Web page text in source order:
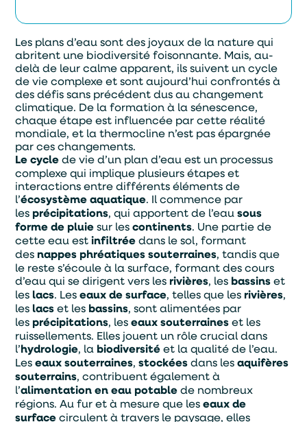
Les plans d’eau sont des joyaux de la nature qui
abritent une biodiversité foisonnante. Mais, au-
delà de leur calme apparent, ils suivent un cycle
de vie complexe et sont aujourd’hui confrontés à
des défis sans précédent dus au changement
climatique. De la formation à la sénescence,
chaque étape est influencée par cette réalité
mondiale, et la thermocline n’est pas épargnée
par ces changements.
Le cyclede vie d’un plan d’eau est un processus
complexe qui implique plusieurs étapes et
interactions entre différents éléments de
l’écosystème aquatique. Il commence par
les précipitations, qui apportent de l’eausous
forme de pluiesur lescontinents. Une partie de
cette eau estinfiltréedans le sol, formant
des nappes phréatiques souterraines, tandis que
le reste s’écoule à la surface, formant des cours
d’eau qui se dirigent vers les rivières, les bassinset
les lacs. Leseaux de surface, telles que les rivières,
les lacset les bassins, sont alimentées par
les précipitations, leseaux souterraineset les
ruissellements. Elles jouent un rôle crucial dans
l’hydrologie, la biodiversitéet la qualité de l’eau.
Leseaux souterraines,stockéesdans lesaquifères
souterrains, contribuent également à
l’alimentation en eau potablede nombreux
régions. Au fur et à mesure que leseaux de
surfacecirculent à travers le paysage, elles